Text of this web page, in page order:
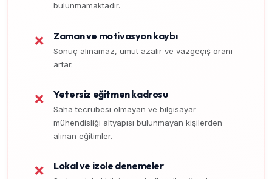
bulunmamaktadır.
❌ Zaman ve motivasyon kaybı
Sonuç alınamaz, umut azalır ve vazgeçiş oranı
artar.
❌ Yetersiz eğitmen kadrosu
Saha tecrübesi olmayan ve bilgisayar
mühendisliği altyapısı bulunmayan kişilerden
alınan eğitimler.
❌ Lokal ve izole denemeler